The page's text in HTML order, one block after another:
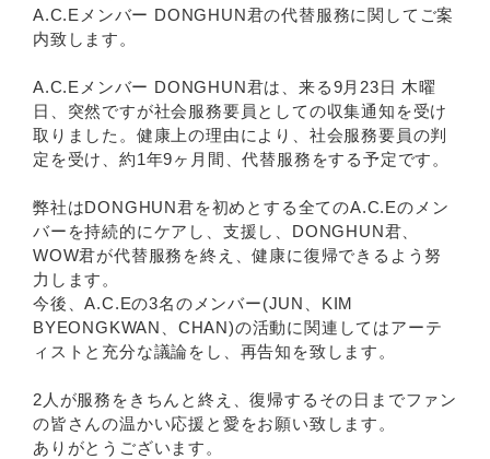
A.C.Eメンバー DONGHUN君の代替服務に関してご案
内致します。
A.C.Eメンバー DONGHUN君は、来る9月23日 木曜
日、突然ですが社会服務要員としての収集通知を受け
取りました。健康上の理由により、社会服務要員の判
定を受け、約1年9ヶ月間、代替服務をする予定です。
弊社はDONGHUN君を初めとする全てのA.C.Eのメン
バーを持続的にケアし、支援し、DONGHUN君、
WOW君が代替服務を終え、健康に復帰できるよう努
力します。
今後、A.C.Eの3名のメンバー(JUN、KIM
BYEONGKWAN、CHAN)の活動に関連してはアーテ
ィストと充分な議論をし、再告知を致します。
2人が服務をきちんと終え、復帰するその日までファン
の皆さんの温かい応援と愛をお願い致します。
ありがとうございます。